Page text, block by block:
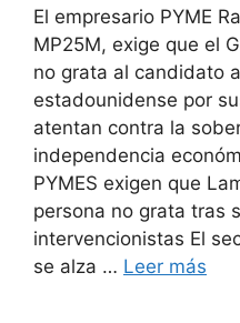
El empresario PYME
MP25M, exige que el
no grata al candidato
estadounidense por
atentan contra la
independencia
PYMES exigen que
persona no grata tras
intervencionistas El
se alza … Leer más